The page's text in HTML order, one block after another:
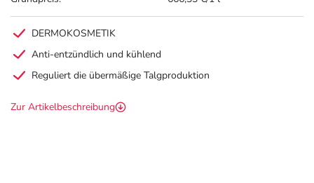
DERMOKOSMETIK
Anti-entzündlich und kühlend
Reguliert die übermäßige Talgproduktion
Zur Artikelbeschreibung